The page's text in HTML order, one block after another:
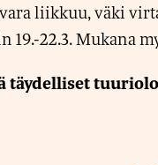
liikkuu, väki
19.-22.3. Mukana
täydelliset